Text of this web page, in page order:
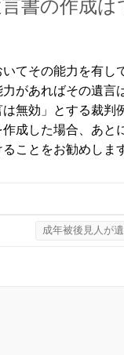
書の作成は
てその能力を有し
があればその遺言
無効」とする裁判
成した場合、あと
ことをお勧めしま
成年被後見人が